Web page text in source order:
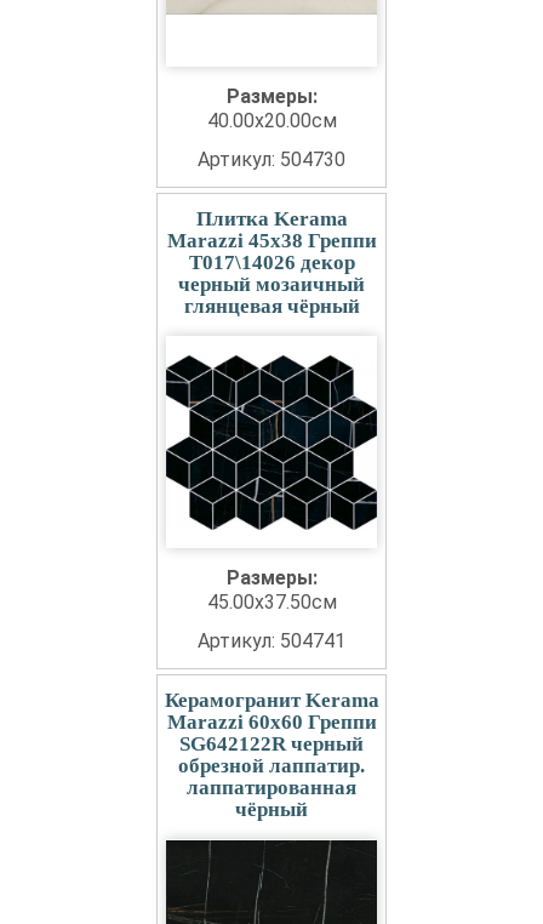
Размеры:
40.00x20.00см
Артикул: 504730
Плитка Kerama
Marazzi 45x38 Греппи
T017\14026 декор
черный мозаичный
глянцевая чёрный
Размеры:
45.00x37.50см
Артикул: 504741
Керамогранит Kerama
Marazzi 60x60 Греппи
SG642122R черный
обрезной лаппатир.
лаппатированная
чёрный